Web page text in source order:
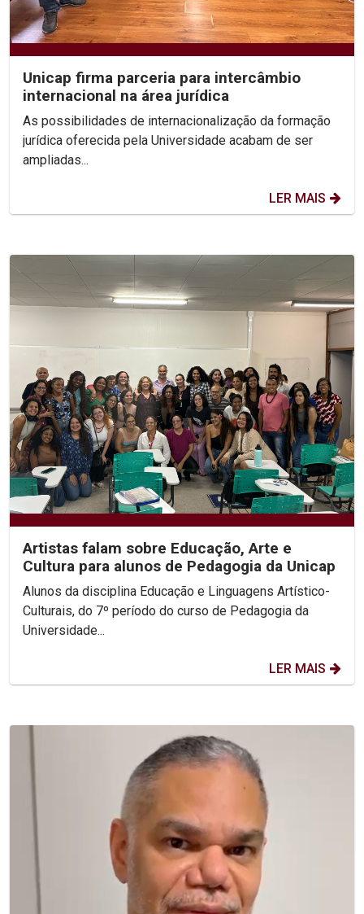
Unicap firma parceria para intercâmbio
internacional na área jurídica
As possibilidades de internacionalização da formação
jurídica oferecida pela Universidade acabam de ser
ampliadas...
LER MAIS
Artistas falam sobre Educação, Arte e
Cultura para alunos de Pedagogia da Unicap
Alunos da disciplina Educação e Linguagens Artístico-
Culturais, do 7º período do curso de Pedagogia da
Universidade...
LER MAIS